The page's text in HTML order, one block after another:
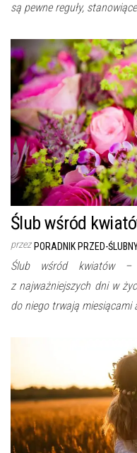
są pewne reguły,
Ślub wśród
przez PORADNIK PRZED-
Ślub wśród kwiatów
z najważniejszych dni w
do niego trwają miesiącami